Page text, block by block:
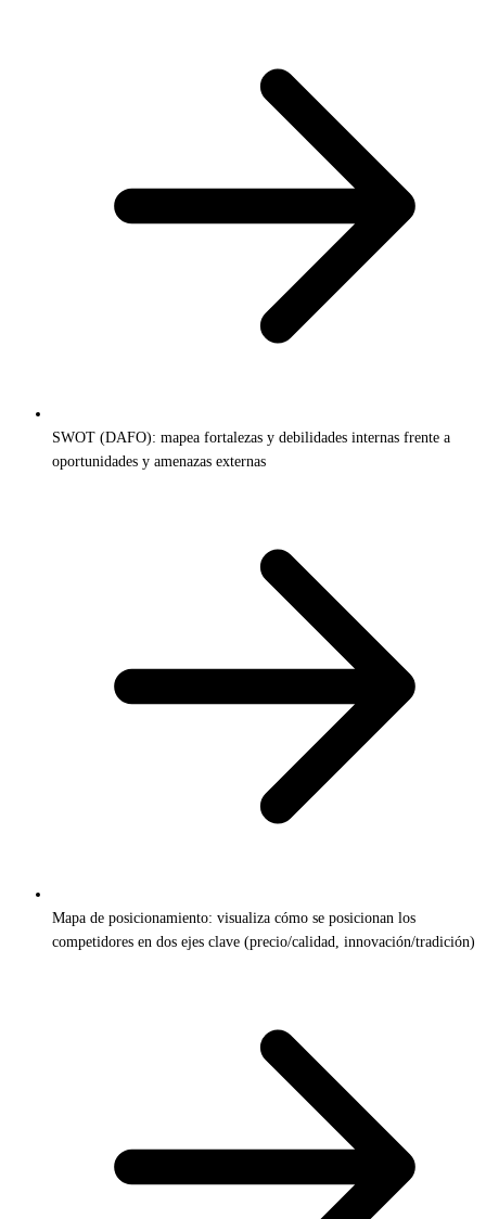
SWOT (DAFO): mapea fortalezas y debilidades internas frente a
oportunidades y amenazas externas
Mapa de posicionamiento: visualiza cómo se posicionan los
competidores en dos ejes clave (precio/calidad, innovación/tradición)